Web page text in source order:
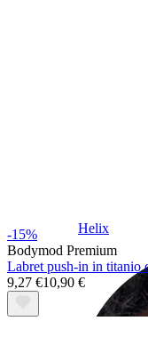
Helix
-15%
Bodymod Premium
Labret push-in in titanio
9,27 €10,90 €